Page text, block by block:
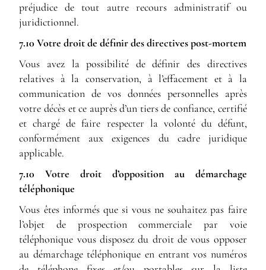
préjudice de tout autre recours administratif ou
juridictionnel.
7.10 Votre droit de définir des directives post-mortem
Vous avez la possibilité de définir des directives
relatives à la conservation, à l’effacement et à la
communication de vos données personnelles après
votre décès et ce auprès d’un tiers de confiance, certifié
et chargé de faire respecter la volonté du défunt,
conformément aux exigences du cadre juridique
applicable.
7.10 Votre droit d’opposition au démarchage
téléphonique
Vous êtes informés que si vous ne souhaitez pas faire
l’objet de prospection commerciale par voie
téléphonique vous disposez du droit de vous opposer
au démarchage téléphonique en entrant vos numéros